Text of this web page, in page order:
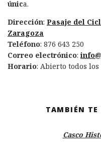
única.
Dirección: Pasaje del
Zaragoza
Teléfono: 876 643 250
Correo electrónico:
Horario: Abierto todos los
TAMBIÉN TE
Casco